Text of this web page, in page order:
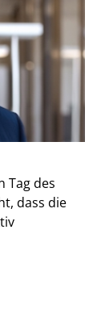
Tag des
dass die